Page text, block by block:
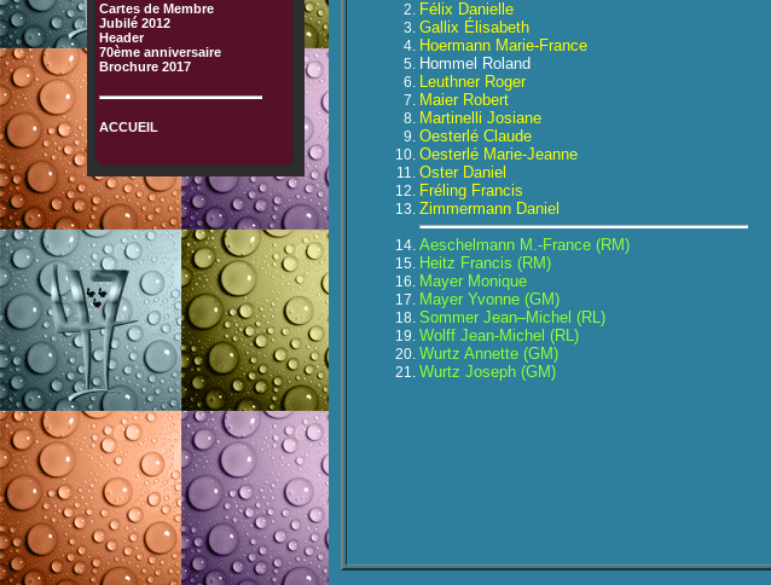
Cartes de Membre
Jubilé 2012
Header
70ème anniversaire
Brochure 2017
ACCUEIL
Félix Danielle
Gallix Élisabeth
Hoermann Marie-France
Hommel Roland
Leuthner Roger
Maier Robert
Martinelli Josiane
Oesterlé Claude
Oesterlé Marie-Jeanne
Oster Daniel
Fréling Francis
Zimmermann Daniel
Aeschelmann M.-France (RM)
Heitz Francis (RM)
Mayer Monique
Mayer Yvonne (GM)
Sommer Jean–Michel (RL)
Wolff Jean-Michel (RL)
Wurtz Annette (GM)
Wurtz Joseph (GM)